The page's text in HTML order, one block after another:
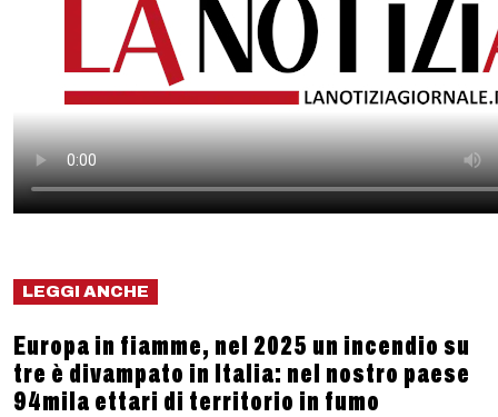
LEGGI ANCHE
Europa in fiamme, nel 2025 un incendio su
tre è divampato in Italia: nel nostro paese
94mila ettari di territorio in fumo